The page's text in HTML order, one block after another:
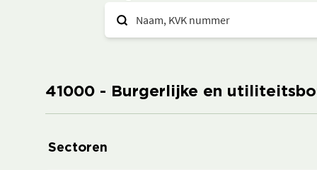
41000 - Burgerlijke en
Sectoren